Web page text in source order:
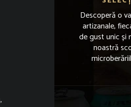
Descoperă o
artizanale,
de gust unic și
noastră